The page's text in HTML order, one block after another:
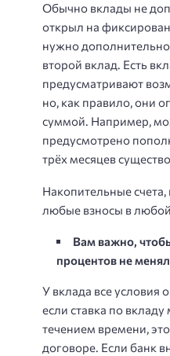
Обычно вклады не
открыл на
нужно
второй вклад. Есть
предусматривают
но, как правило, они
суммой. Например,
предусмотрено
трёх месяцев
Накопительные
любые взносы в
Вам важно,
процентов не
У вклада все условия
если ставка по
течением времени,
договоре. Если банк